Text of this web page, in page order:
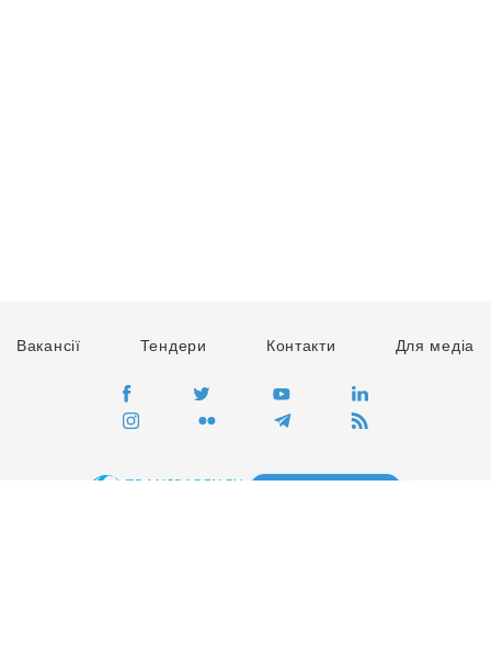
Вакансії Тендери Контакти Для медіа